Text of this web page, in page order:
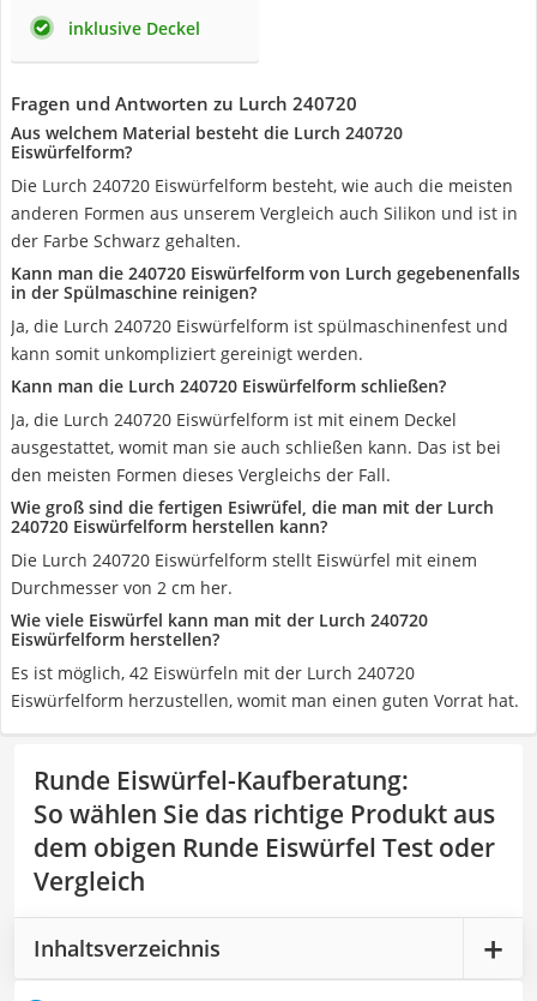
inklusive Deckel
Fragen und Antworten zu Lurch 240720
Aus welchem Material besteht die Lurch 240720
Eiswürfelform?
Die Lurch 240720 Eiswürfelform besteht, wie auch die meisten
anderen Formen aus unserem Vergleich auch Silikon und ist in
der Farbe Schwarz gehalten.
Kann man die 240720 Eiswürfelform von Lurch gegebenenfalls
in der Spülmaschine reinigen?
Ja, die Lurch 240720 Eiswürfelform ist spülmaschinenfest und
kann somit unkompliziert gereinigt werden.
Kann man die Lurch 240720 Eiswürfelform schließen?
Ja, die Lurch 240720 Eiswürfelform ist mit einem Deckel
ausgestattet, womit man sie auch schließen kann. Das ist bei
den meisten Formen dieses Vergleichs der Fall.
Wie groß sind die fertigen Esiwrüfel, die man mit der Lurch
240720 Eiswürfelform herstellen kann?
Die Lurch 240720 Eiswürfelform stellt Eiswürfel mit einem
Durchmesser von 2 cm her.
Wie viele Eiswürfel kann man mit der Lurch 240720
Eiswürfelform herstellen?
Es ist möglich, 42 Eiswürfeln mit der Lurch 240720
Eiswürfelform herzustellen, womit man einen guten Vorrat hat.
Runde Eiswürfel-Kaufberatung:
So wählen Sie das richtige Produkt aus
dem obigen Runde Eiswürfel Test oder
Vergleich
Inhaltsverzeichnis